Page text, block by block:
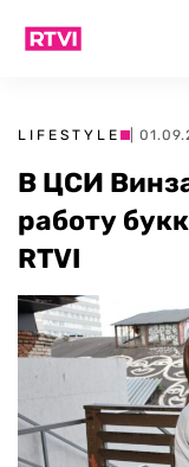
LIFESTYLE |
В ЦСИ
работу
RTVI